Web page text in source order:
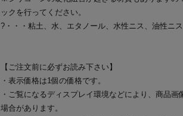
ックを行ってください。
?・・・粘土、水、エタノール、水性ニス、油性ニス
【ご注文前に必ずお読み下さい】
・表示価格は1個の価格です。
・ご覧になるディスプレイ環境などにより、商品画
場合があります。